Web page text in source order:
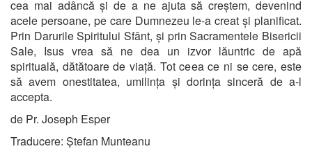
cea mai adâncă și de a ne ajuta să creștem, devenind
acele persoane, pe care Dumnezeu le-a creat și planificat.
Prin Darurile Spiritului Sfânt, și prin Sacramentele Bisericii
Sale, Isus vrea să ne dea un izvor lăuntric de apă
spirituală, dătătoare de viață. Tot ceea ce ni se cere, este
să avem onestitatea, umilința și dorința sinceră de a-l
accepta.
de Pr. Joseph Esper
Traducere: Ștefan Munteanu